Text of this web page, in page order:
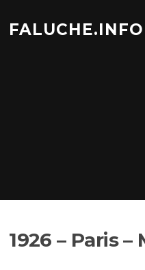
contenu
FALUCHE.INFO
1926 – Paris